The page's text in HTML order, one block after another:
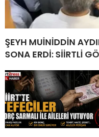
ŞEYH MUİNİDDİN
SONA ERDİ: SİİRTLİ